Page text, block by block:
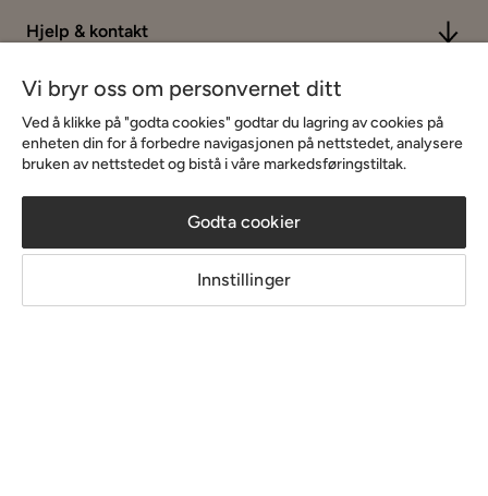
Hjelp & kontakt
Sortiment & tilbud
Inspirasjon
Om Chilli
Vi bryr oss om personvernet ditt
Ved å klikke på "godta cookies" godtar du lagring av cookies på
enheten din for å forbedre navigasjonen på nettstedet, analysere
bruken av nettstedet og bistå i våre markedsføringstiltak.
Godta cookier
Innstillinger